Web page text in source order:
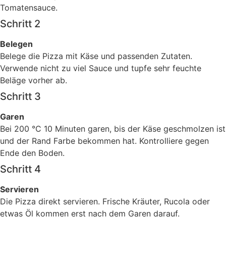
Tomatensauce.
Schritt 2
Belegen
Belege die Pizza mit Käse und passenden Zutaten.
Verwende nicht zu viel Sauce und tupfe sehr feuchte
Beläge vorher ab.
Schritt 3
Garen
Bei 200 °C 10 Minuten garen, bis der Käse geschmolzen ist
und der Rand Farbe bekommen hat. Kontrolliere gegen
Ende den Boden.
Schritt 4
Servieren
Die Pizza direkt servieren. Frische Kräuter, Rucola oder
etwas Öl kommen erst nach dem Garen darauf.